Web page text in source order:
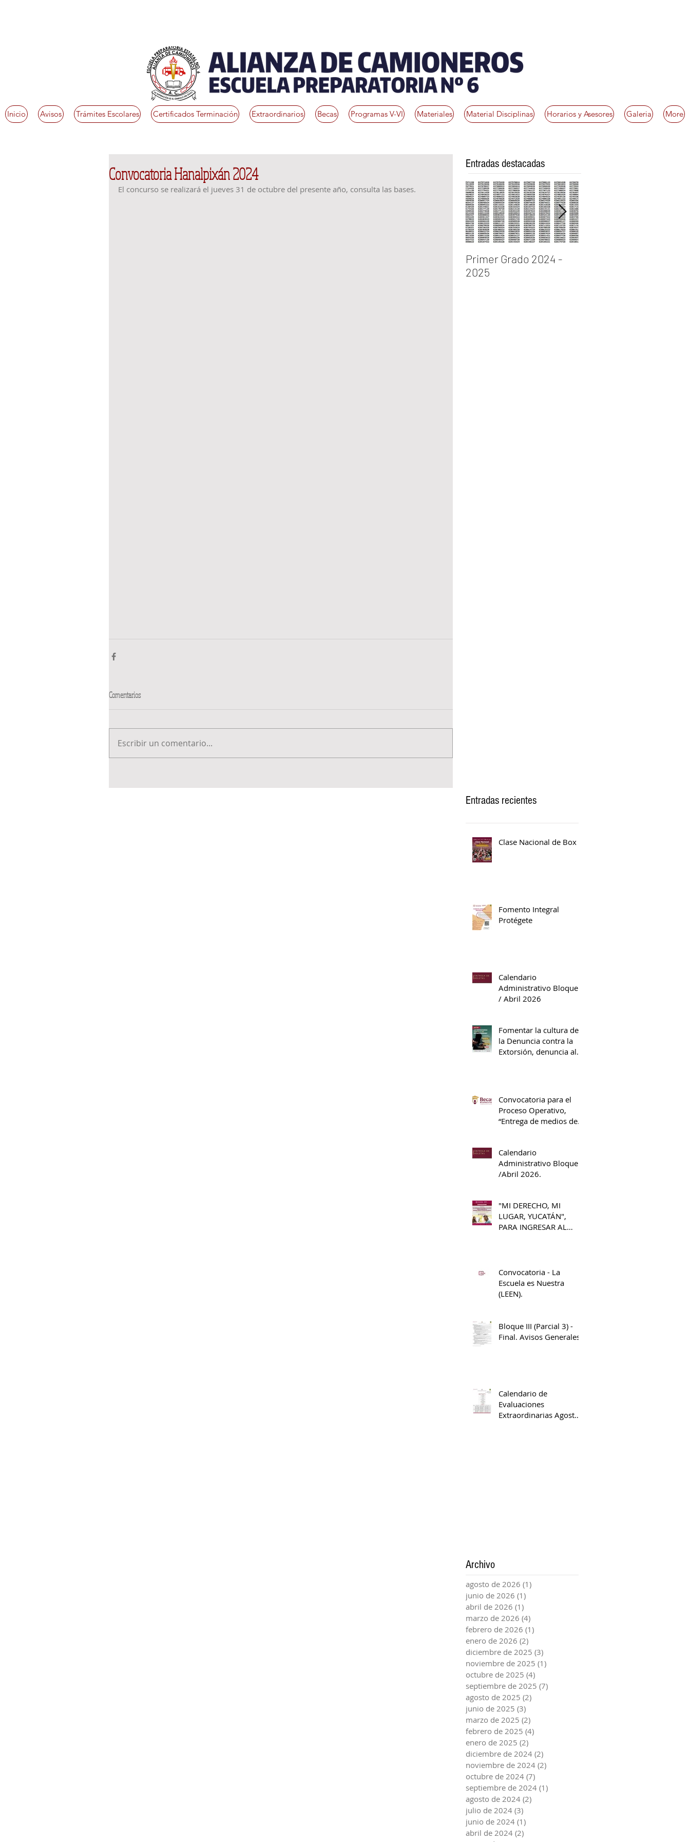
Inicio Avisos Trámites Escolares Certificados Terminación Extraordinarios Becas Programas V-VI Materiales Material Disciplinas Horarios y Asesores Galeria More
Convocatoria Hanalpixán 2024
El concurso se realizará el jueves 31 de octubre del presente año, consulta las bases.
Comentarios
Escribir un comentario...
Entradas destacadas
Primer Grado 2024 -
2025
Entradas recientes
Clase Nacional de Box
Fomento Integral
Protégete
Calendario
Administrativo Bloque II
/ Abril 2026
Fomentar la cultura de
la Denuncia contra la
Extorsión, denuncia al
Convocatoria para el
Proceso Operativo,
“Entrega de medios de
Media Superior Benito
Juárez.
Calendario
Administrativo Bloque II
/Abril 2026.
"MI DERECHO, MI
LUGAR, YUCATÁN",
PARA INGRESAR AL
Convocatoria - La
Escuela es Nuestra
(LEEN).
Bloque III (Parcial 3) -
Final. Avisos Generales
Calendario de
Evaluaciones
Extraordinarias Agosto
Archivo
agosto de 2026 (1)
junio de 2026 (1)
abril de 2026 (1)
marzo de 2026 (4)
febrero de 2026 (1)
enero de 2026 (2)
diciembre de 2025 (3)
noviembre de 2025 (1)
octubre de 2025 (4)
septiembre de 2025 (7)
agosto de 2025 (2)
junio de 2025 (3)
marzo de 2025 (2)
febrero de 2025 (4)
enero de 2025 (2)
diciembre de 2024 (2)
noviembre de 2024 (2)
octubre de 2024 (7)
septiembre de 2024 (1)
agosto de 2024 (2)
julio de 2024 (3)
junio de 2024 (1)
abril de 2024 (2)